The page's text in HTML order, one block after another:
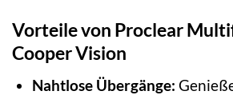
Vorteile von Proclear
Cooper Vision
Nahtlose Übergänge: